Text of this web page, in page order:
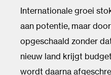
Internationale groei
aan potentie, maar
opgeschaald zonder
nieuw land krijgt
wordt daarna